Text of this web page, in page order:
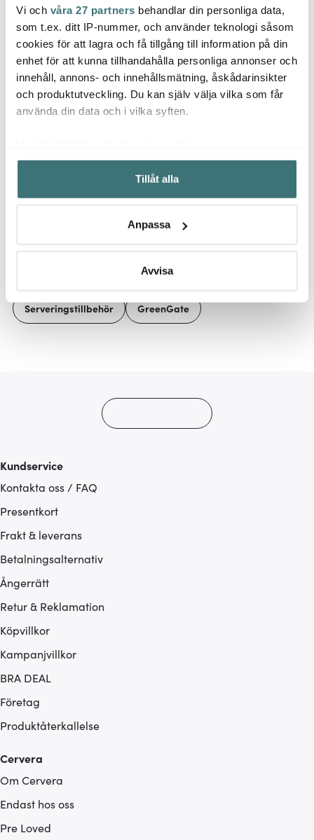
Vi och våra 27 partners behandlar din personliga data,
som t.ex. ditt IP-nummer, och använder teknologi såsom
cookies för att lagra och få tillgång till information på din
enhet för att kunna tillhandahålla personliga annonser och
innehåll, annons- och innehållsmätning, åskådarinsikter
och produktutveckling. Du kan själv välja vilka som får
använda din data och i vilka syften.
Samla in information om din geografiska plats som
kan ha en noggrannhet på upp till flera meter
Identifiera din enhet genom att aktivt skanna den för
Ta reda på mer om hur dina personliga uppgifter
Du kan ändra eller dra tillbaka ditt samtycke när som
Vi använder cookies för att innehållet och annonserna
Tillåt alla
Anpassa
Avvisa
Greengate
Everyday Alice skålset
0,9+2,2 L creamy fudge
619 kr
Få i lager
Greengate
Everyday Alice tekopp
40 cl oyster blue
209 kr
Få i lager
fudge
99 kr
Låt dig inspireras av våra kunder
Serveringstillbehör GreenGate
Kundservice
Kontakta oss / FAQ
Presentkort
Frakt & leverans
Betalningsalternativ
Ångerrätt
Retur & Reklamation
Köpvillkor
Kampanjvillkor
BRA DEAL
Företag
Produktåterkallelse
Cervera
Om Cervera
Endast hos oss
Pre Loved